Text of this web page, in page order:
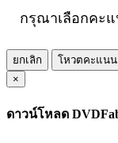
กรุณาเลือกคะ
ยกเลิก
โหวตคะแนน
×
ดาวน์โหลด